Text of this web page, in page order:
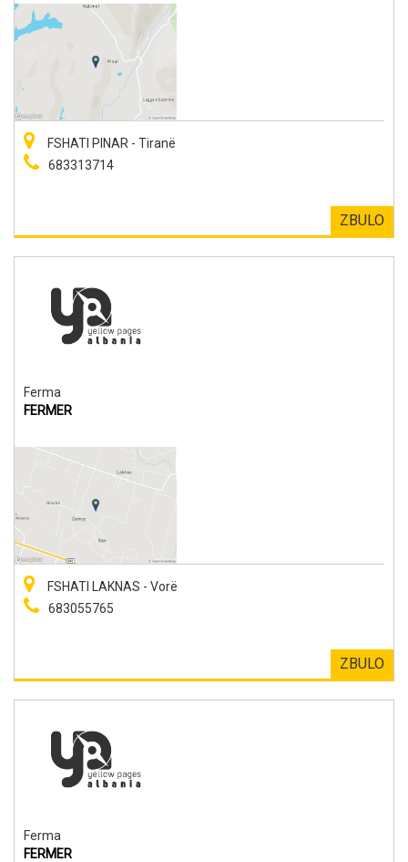
FSHATI PINAR - Tiranë
683313714
ZBULO
Ferma
FERMER
FSHATI LAKNAS - Vorë
683055765
ZBULO
Ferma
FERMER